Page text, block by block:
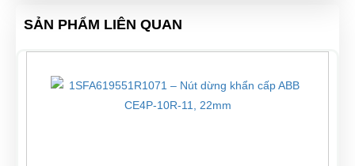
SẢN PHẨM LIÊN QUAN